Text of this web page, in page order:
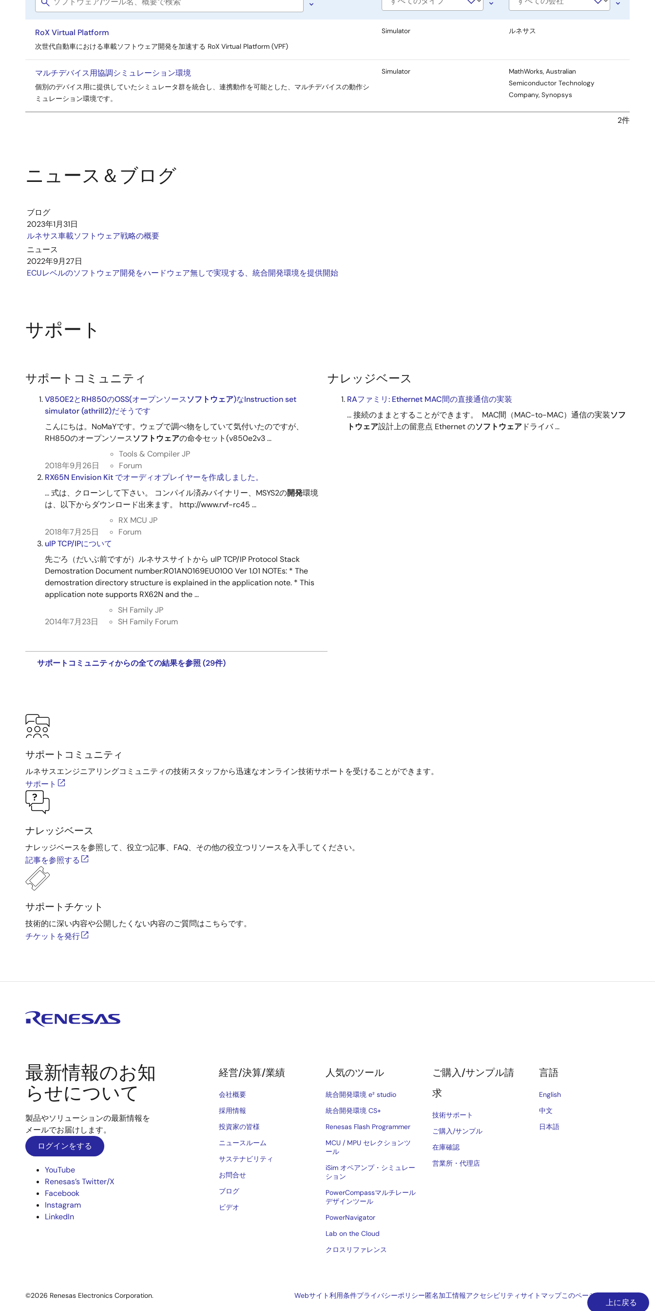
ペ
ー
ジ
Software
title
Software
名
RoX Virtual Platform
次世代自動車における車載ソフトウェア開発を加速する RoX Virtual Platform (VPF)
Simulator ルネサス
マルチデバイス用協調シミュレーション環境
個別のデバイス用に提供していたシミュレータ群を統合し、連携動作を可能とした、マルチデバイスの動作シ
ミュレーション環境です。
Simulator
MathWorks, Australian
Semiconductor Technology
Company, Synopsys
2件
ニュース＆ブログ
ブログ
2023年1月31日
ルネサス車載ソフトウェア戦略の概要
ニュース
2022年9月27日
ECUレベルのソフトウェア開発をハードウェア無しで実現する、統合開発環境を提供開始
サポート
サポートコミュニティ
V850E2とRH850のOSS(オープンソースソフトウェア)なInstruction set
simulator (athrill2)だそうです
こんにちは。NoMaYです。ウェブで調べ物をしていて気付いたのですが、
RH850のオープンソースソフトウェアの命令セット(v850e2v3 ...
2018年9月26日
Tools & Compiler JP
Forum
RX65N Envision Kit でオーディオプレイヤーを作成しました。
... 式は、クローンして下さい。 コンパイル済みバイナリー、MSYS2の開発環境
は、以下からダウンロード出来ます。 http://www.rvf-rc45 ...
2018年7月25日
RX MCU JP
Forum
uIP TCP/IPについて
先ごろ（だいぶ前ですが）ルネサスサイトから uIP TCP/IP Protocol Stack
Demostration Document number:R01AN0169EU0100 Ver 1.01 NOTEs: * The
demostration directory structure is explained in the application note. * This
application note supports RX62N and the ...
2014年7月23日
SH Family JP
SH Family Forum
サポートコミュニティからの全ての結果を参照 (29件)
ナレッジベース
RAファミリ: Ethernet MAC間の直接通信の実装
... 接続のままとすることができます。 MAC間（MAC-to-MAC）通信の実装ソフ
トウェア設計上の留意点 Ethernet のソフトウェア ドライバ ...
サポートコミュニティ
ルネサスエンジニアリングコミュニティの技術スタッフから迅速なオンライン技術サポートを受けることができます。
サポート
ナレッジベース
ナレッジベースを参照して、役立つ記事、FAQ、その他の役立つリソースを入手してください。
記事を参照する
サポートチケット
技術的に深い内容や公開したくない内容のご質問はこちらです。
チケットを発行
上に戻る
最新情報のお知
らせについて
製品やソリューションの最新情報を
メールでお届けします。
ログインをする
YouTube
Renesas’s Twitter/X
Facebook
Instagram
LinkedIn
経営/決算/業績
会社概要
採用情報
投資家の皆様
ニュースルーム
サステナビリティ
お問合せ
ブログ
ビデオ
人気のツール
統合開発環境 e² studio
統合開発環境 CS+
Renesas Flash Programmer
MCU / MPU セレクションツ
ール
iSim オペアンプ・シミュレー
ション
PowerCompassマルチレール
デザインツール
PowerNavigator
Lab on the Cloud
クロスリファレンス
ご購入/サンプル請
求
技術サポート
ご購入/サンプル
在庫確認
営業所・代理店
言語
English
中文
日本語
©2026 Renesas Electronics Corporation. Webサイト利用条件プライバシーポリシー匿名加工情報アクセシビリティサイトマップこのページへのご意見